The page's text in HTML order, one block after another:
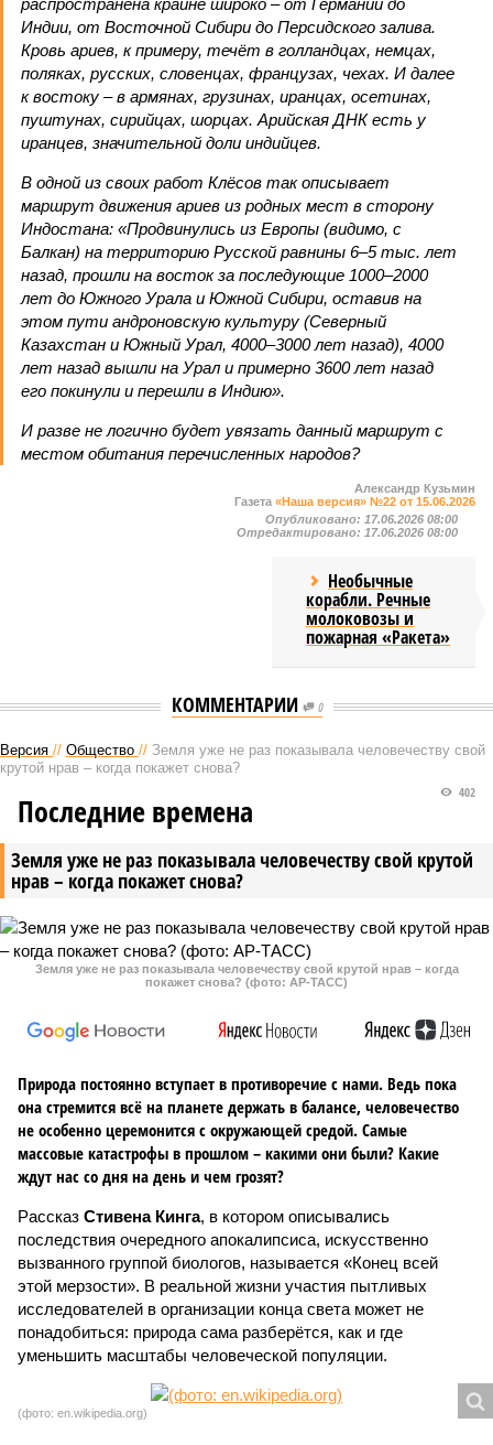
распространена крайне широко – от Германии до
Индии, от Восточной Сибири до Персидского залива.
Кровь ариев, к примеру, течёт в голландцах, немцах,
поляках, русских, словенцах, французах, чехах. И далее
к востоку – в армянах, грузинах, иранцах, осетинах,
пуштунах, сирийцах, шорцах. Арийская ДНК есть у
иранцев, значительной доли индийцев.
В одной из своих работ Клёсов так описывает
маршрут движения ариев из родных мест в сторону
Индостана: «Продвинулись из Европы (видимо, с
Балкан) на территорию Русской равнины 6–5 тыс. лет
назад, прошли на восток за последующие 1000–2000
лет до Южного Урала и Южной Сибири, оставив на
этом пути андроновскую культуру (Северный
Казахстан и Южный Урал, 4000–3000 лет назад), 4000
лет назад вышли на Урал и примерно 3600 лет назад
его покинули и перешли в Индию».
И разве не логично будет увязать данный маршрут с
местом обитания перечисленных народов?
Александр Кузьмин
Газета «Наша версия» №22 от 15.06.2026
Опубликовано: 17.06.2026 08:00
Отредактировано: 17.06.2026 08:00
Необычные
корабли. Речные
молоковозы и
пожарная «Ракета»
КОММЕНТАРИИ 0
Версия // Общество // Земля уже не раз показывала человечеству свой
крутой нрав – когда покажет снова?
Земля уже не раз показывала человечеству свой крутой
нрав – когда покажет снова?
402
Последние времена
Земля уже не раз показывала человечеству свой крутой нрав – когда
покажет снова? (фото: АР-ТАСС)
Природа постоянно вступает в противоречие с нами. Ведь пока
она стремится всё на планете держать в балансе, человечество
не особенно церемонится с окружающей средой. Самые
массовые катастрофы в прошлом – какими они были? Какие
ждут нас со дня на день и чем грозят?
Рассказ Стивена Кинга, в котором описывались
последствия очередного апокалипсиса, искусственно
вызванного группой биологов, называется «Конец всей
этой мерзости». В реальной жизни участия пытливых
исследователей в организации конца света может не
понадобиться: природа сама разберётся, как и где
уменьшить масштабы человеческой популяции.
(фото: en.wikipedia.org)